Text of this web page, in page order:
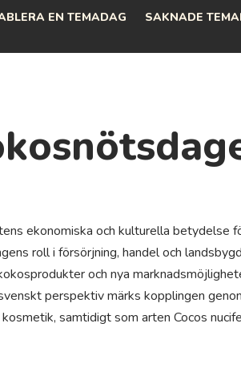
EN TEMADAG SAKNADE
ekonomiska och kulturella betydelse
roll i försörjning, handel och
och nya
perspektiv märks kopplingen
samtidigt som arten Cocos